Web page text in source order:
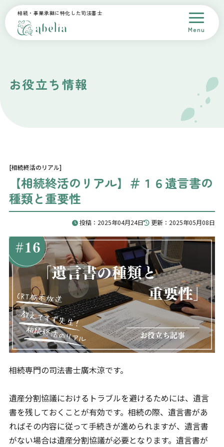
相続・事業承継に特化した司法書士
Menu
お役立ち情報
[相続終活のリアル]
【相続終活のリアル】＃１６遺言書の
種類と重要性
投稿：2025年04月24日 更新：2025年05月08日
相続専門の司法書士廣木涼です。
遺産分割協議におけるトラブルを避けるためには、遺言
書を残しておくことが有効です。相続の際、遺言書があ
ればその内容に従って手続きが進められますが、遺言書
がない場合は遺産分割協議が必要となります。遺言書が
トップページ
料金
解決事例
プライバシーポリシー
お問合せ
司法書士法人アベリアは、恵比寿駅徒歩2分の相続・事業
承継に特化した司法書士法人です。
相続相談2,000件以上、家族信託300件以上の実績があ
り、生前対策から相続発生後の手続きまでワンストップ
で対応しています。
ご質問やご相談がございましたら、お気軽にお問合せく
ださい。
03-6826-2121
平日9-19時（土日祝除く）
お問合せフォーム